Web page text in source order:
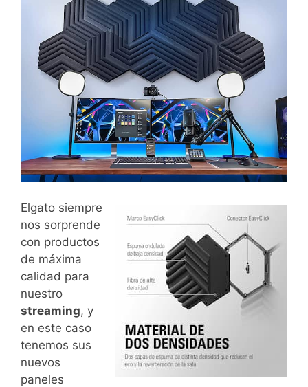
Elgato siempre
nos sorprende
con productos
de máxima
calidad para
nuestro
streaming, y
en este caso
tenemos sus
nuevos
paneles